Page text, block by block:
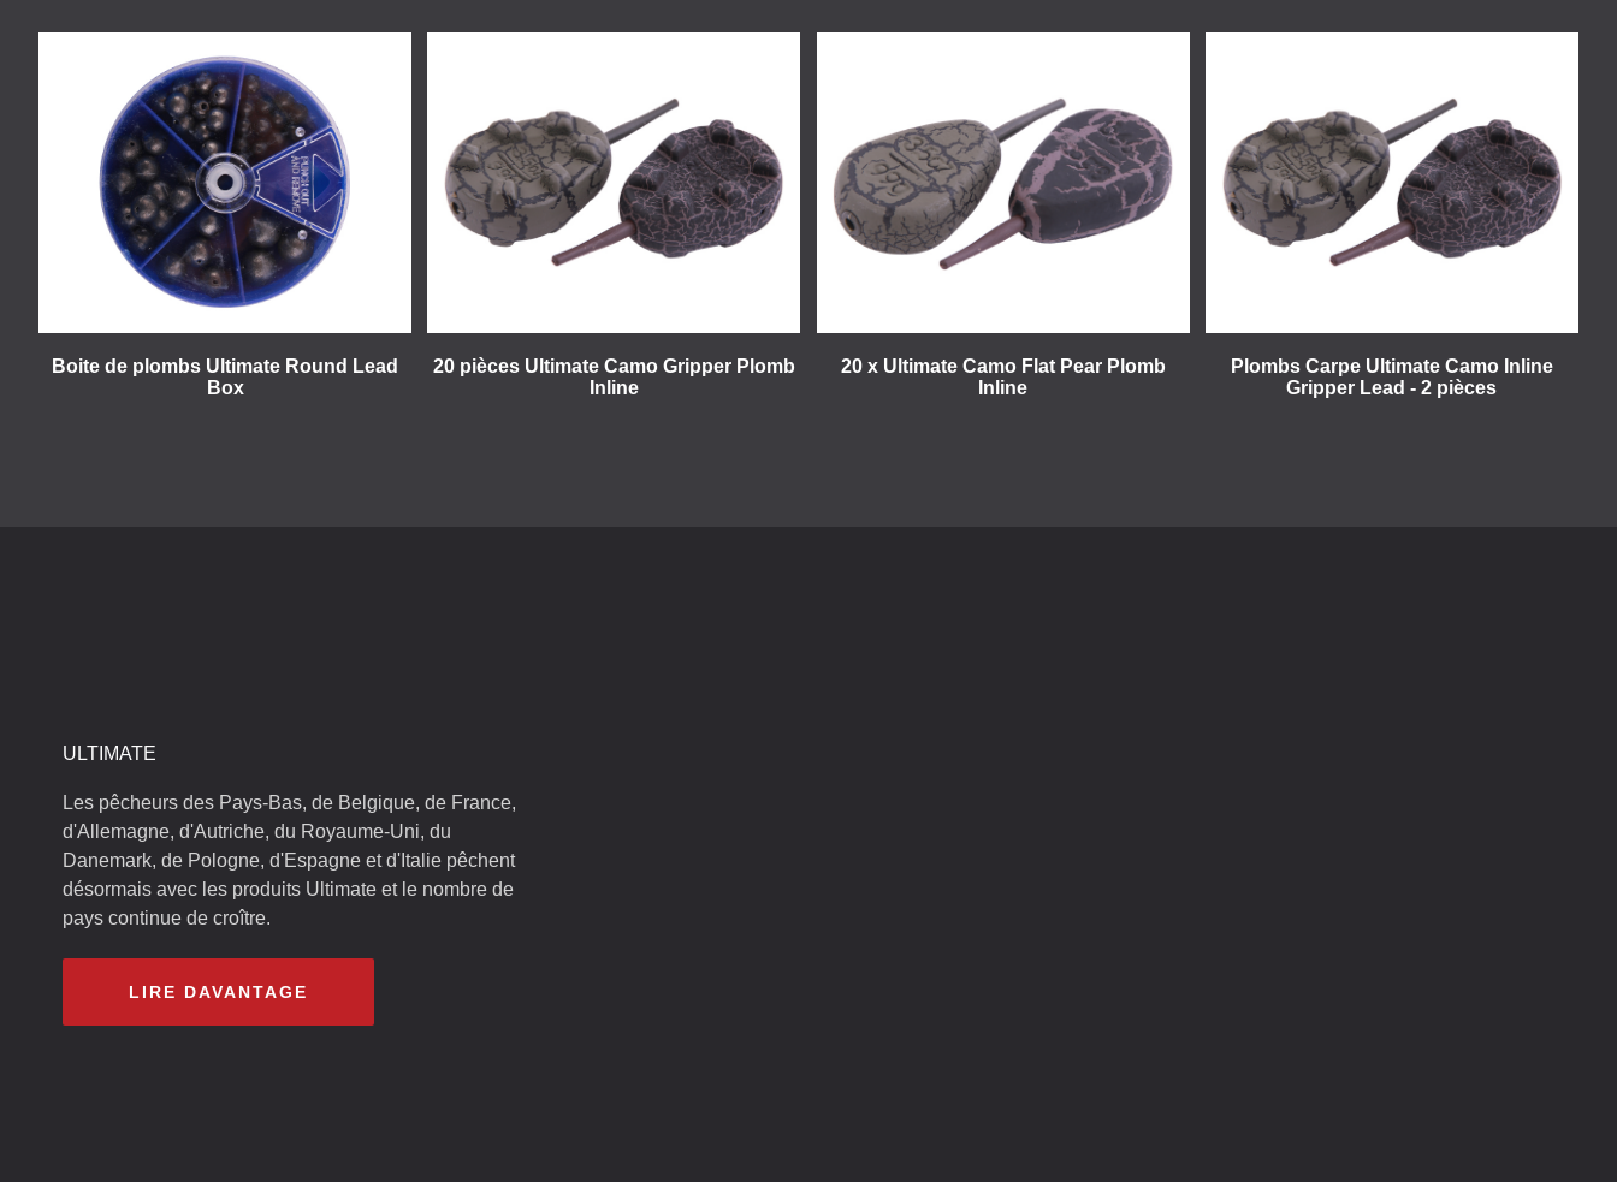
Boite de plombs Ultimate Round Lead
Box
20 pièces Ultimate Camo Gripper Plomb
Inline
20 x Ultimate Camo Flat Pear Plomb
Inline
Plombs Carpe Ultimate Camo Inline
Gripper Lead - 2 pièces
ULTIMATE
Les pêcheurs des Pays-Bas, de Belgique, de France,
d'Allemagne, d'Autriche, du Royaume-Uni, du
Danemark, de Pologne, d'Espagne et d'Italie pêchent
désormais avec les produits Ultimate et le nombre de
pays continue de croître.
LIRE DAVANTAGE